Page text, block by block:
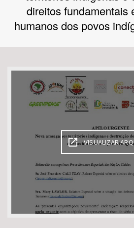
Bioma / Bacia
Tema
Área de Levantamento
direitos fundamentais
humanos dos povos
VISUALIZAR